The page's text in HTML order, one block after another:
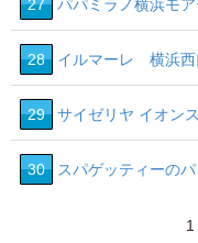
27 パパミラノ横浜モ
28 イルマーレ 横浜西
29 サイゼリヤ イオン
30 スパゲッティーの
1